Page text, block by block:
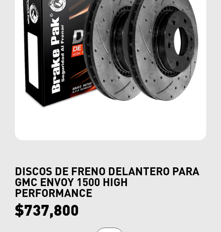
DISCOS DE FRENO DELANTERO PARA
GMC ENVOY 1500 HIGH
PERFORMANCE
$737,800